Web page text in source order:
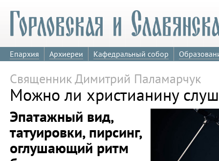
Епархия Архиереи Кафедральный собор
Священник Димитрий Паламарчук
Можно ли христианину
Эпатажный вид,
татуировки, пирсинг,
оглушающий ритм